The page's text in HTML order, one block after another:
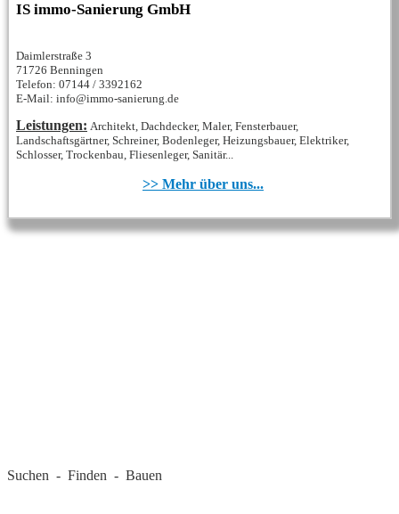
IS immo-Sanierung GmbH
Daimlerstraße 3
71726 Benningen
Telefon: 07144 / 3392162
E-Mail: info@immo-sanierung.de
Leistungen: Architekt, Dachdecker, Maler, Fensterbauer,
Landschaftsgärtner, Schreiner, Bodenleger, Heizungsbauer, Elektriker,
Schlosser, Trockenbau, Fliesenleger, Sanitär...
>> Mehr über uns...
Suchen - Finden - Bauen